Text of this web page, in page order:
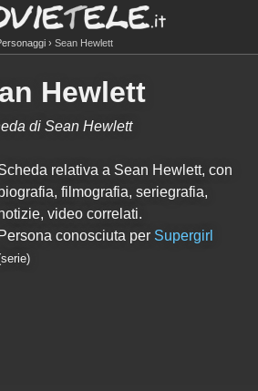
Sean Hewlett
Hewlett
di Sean Hewlett
relativa a Sean Hewlett, con
biografia, filmografia, seriegrafia,
video correlati.
Persona conosciuta per Supergirl